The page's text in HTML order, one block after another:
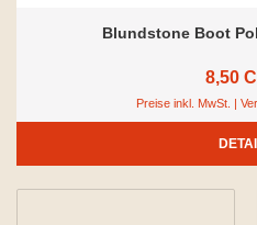
Blundstone Boot
8,50
Preise inkl. MwSt. |